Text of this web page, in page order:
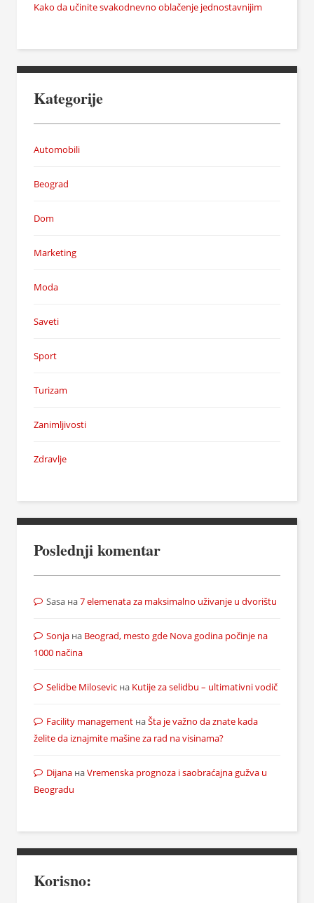
Kako da učinite svakodnevno oblačenje jednostavnijim
Kategorije
Automobili
Beograd
Dom
Marketing
Moda
Saveti
Sport
Turizam
Zanimljivosti
Zdravlje
Poslednji komentar
Sasa на7 elemenata za maksimalno uživanje u dvorištu
Sonja на Beograd, mesto gde Nova godina počinje na
1000 načina
Selidbe Milosevic на Kutije za selidbu – ultimativni vodič
Facility management наŠta je važno da znate kada
želite da iznajmite mašine za rad na visinama?
Dijana наVremenska prognoza i saobraćajna gužva u
Beogradu
Korisno: